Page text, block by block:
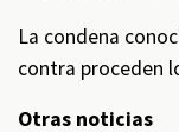
La condena
contra proceden
Otras noticias